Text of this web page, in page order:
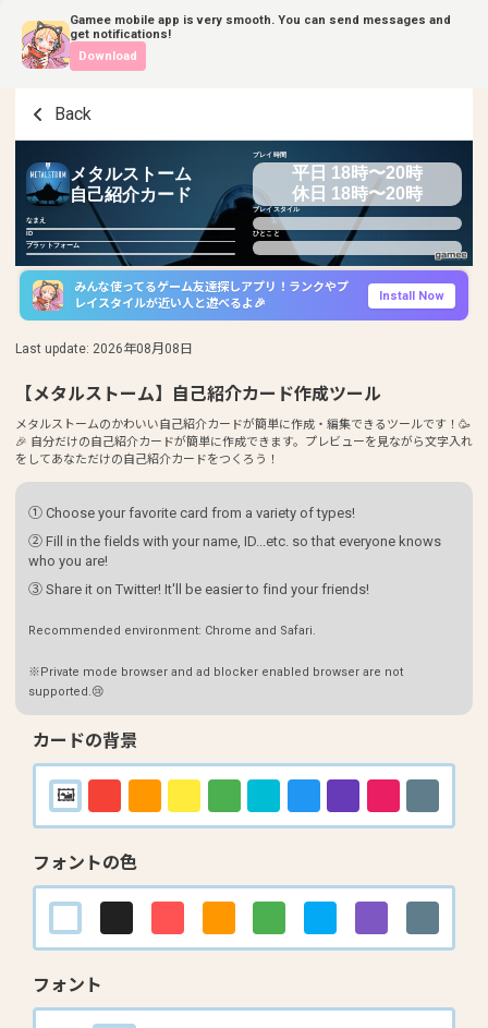
Gamee mobile app is very smooth. You can send messages and
get notifications!
Download
Back
メタルストーム
自己紹介カード
なまえ
ID
プラットフォーム
プレイ時間
平日 18時〜20時
休日 18時〜20時
プレイスタイル
ひとこと
みんな使ってるゲーム友達探しアプリ！ランクやプ
レイスタイルが近い人と遊べるよ🎉
Install Now
Last update: 2026年08月08日
【メタルストーム】自己紹介カード作成ツール
メタルストームのかわいい自己紹介カードが簡単に作成・編集できるツールです！🥳
🎉 自分だけの自己紹介カードが簡単に作成できます。プレビューを見ながら文字入れ
をしてあなただけの自己紹介カードをつくろう！
① Choose your favorite card from a variety of types!
② Fill in the fields with your name, ID...etc. so that everyone knows
who you are!
③ Share it on Twitter! It'll be easier to find your friends!
Recommended environment: Chrome and Safari.
※Private mode browser and ad blocker enabled browser are not
supported.😢
カードの背景
フォントの色
フォント